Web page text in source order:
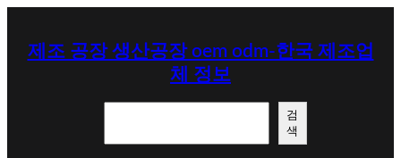
제조 공장 생산공장 oem odm-한국 제조업
체 정보
검
색